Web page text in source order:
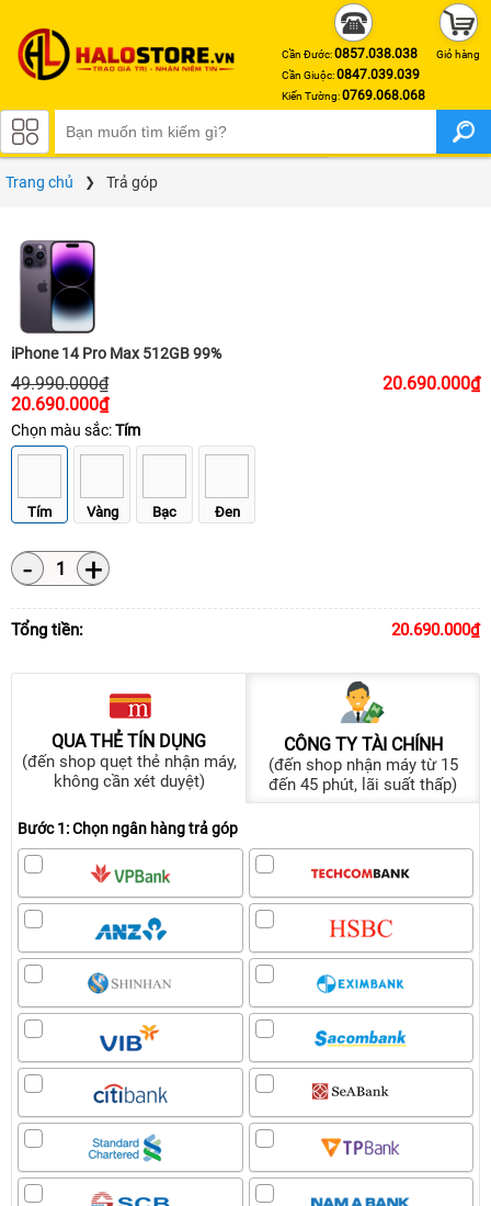
Cần Đước:0857.038.038
Cần Giuộc:0847.039.039
Kiến Tường:0769.068.068
Giỏ hàng
APPLE IPHONE
iPhone 17 Pro
iPhone Air
iPhone 17
iPhone 16 Pro Max
iPhone 16 Pro
iPhone 16
iPhone 15 Pro
iPhone 15 Plus
iPhone 14 Pro Max
iPhone 14 Plus
iPhone 14 Pro
iPhone 14
iPhone 13
iPhone 12 Pro Max
iPhone 12 Pro
iPhone 12
iPhone 11 Pro Max
iPhone 11 Pro
iPhone 11
iPhone XS Max
iPhone XS
Trang chủ Trả góp
iPhone 14 Pro Max 512GB 99%
49.990.000₫
20.690.000₫
20.690.000₫
Chọn màu sắc:Tím
Tím Vàng Bạc Đen
- 1 +
Tổng tiền: 20.690.000₫
QUA THẺ TÍN DỤNG
(đến shop quẹt thẻ nhận máy,
không cần xét duyệt)
CÔNG TY TÀI CHÍNH
(đến shop nhận máy từ 15
đến 45 phút, lãi suất thấp)
Bước 1: Chọn ngân hàng trả góp